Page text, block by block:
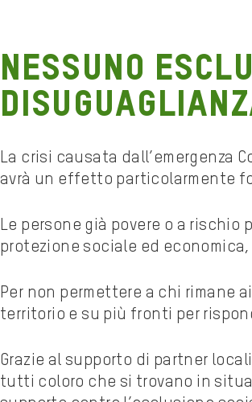
Nessuno
La crisi causata dall’emergenza
avrà un effetto particolarmente
Le persone già povere o a
protezione sociale ed
Per non permettere a chi rimane
territorio e su più fronti per
Grazie al supporto di partner
tutti coloro che si trovano in